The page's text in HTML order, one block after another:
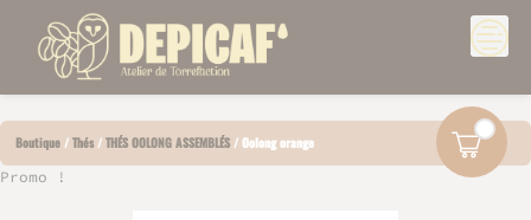
Skip
to
content
Boutique/ Thés/ THÉS OOLONG ASSEMBLÉS/ Oolong orange
Promo !